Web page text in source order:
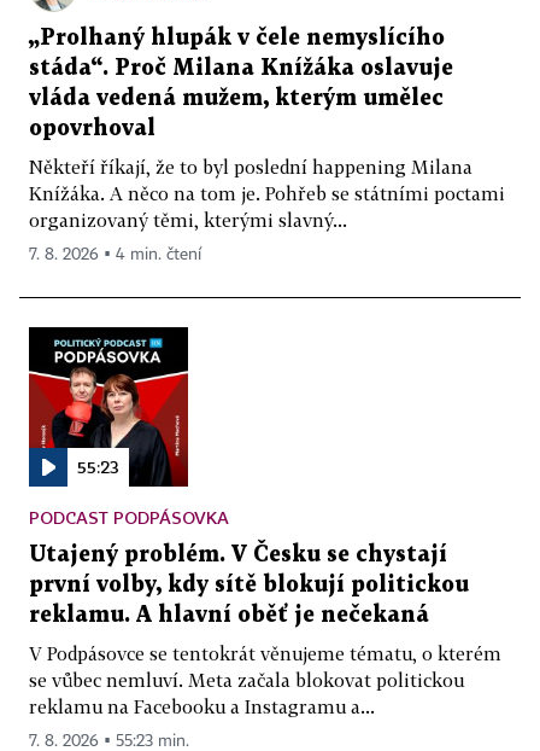
„Prolhaný hlupák v čele nemyslícího
stáda“. Proč Milana Knížáka oslavuje
vláda vedená mužem, kterým umělec
opovrhoval
Někteří říkají, že to byl poslední happening Milana
Knížáka. A něco na tom je. Pohřeb se státními poctami
organizovaný těmi, kterými slavný...
7. 8. 2026 ▪ 4 min. čtení
55:23
PODCAST PODPÁSOVKA
Utajený problém. V Česku se chystají
první volby, kdy sítě blokují politickou
reklamu. A hlavní oběť je nečekaná
V Podpásovce se tentokrát věnujeme tématu, o kterém
se vůbec nemluví. Meta začala blokovat politickou
reklamu na Facebooku a Instagramu a...
7. 8. 2026 ▪ 55:23 min.